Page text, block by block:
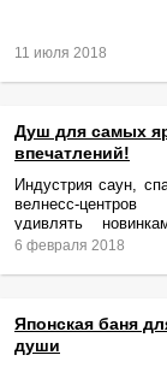
11 июля 2018
Душ для самых
впечатлений!
Индустрия саун,
велнесс-
удивлять
релаксации и ухода
6 февраля 2018
Японская баня
души